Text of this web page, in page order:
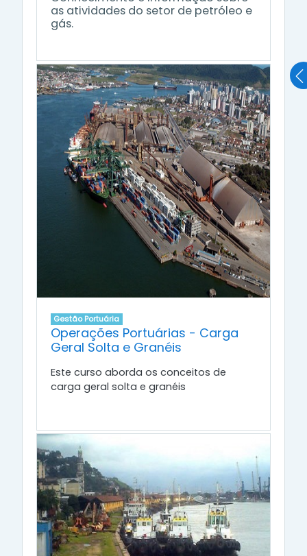
as atividades do setor de petróleo e
gás.
Gestão Portuária
Operações Portuárias - Carga
Geral Solta e Granéis
Este curso aborda os conceitos de
carga geral solta e granéis